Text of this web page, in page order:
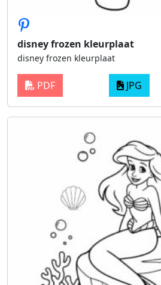
disney frozen kleurplaat
disney frozen kleurplaat
PDF JPG